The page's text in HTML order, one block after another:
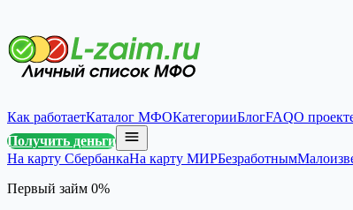
Как работаетКаталог МФОКатегорииБлогFAQО
Получить деньги
На карту СбербанкаНа карту МИРБезработным
Первый займ 0%